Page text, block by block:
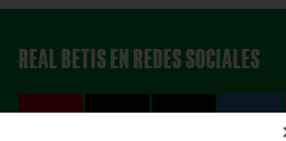
REAL BETIS EN REDES SOCIALES